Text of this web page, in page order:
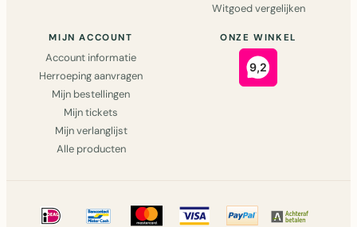
Witgoed vergelijken
MIJN ACCOUNT
Account informatie
Herroeping aanvragen
Mijn bestellingen
Mijn tickets
Mijn verlanglijst
Alle producten
ONZE WINKEL